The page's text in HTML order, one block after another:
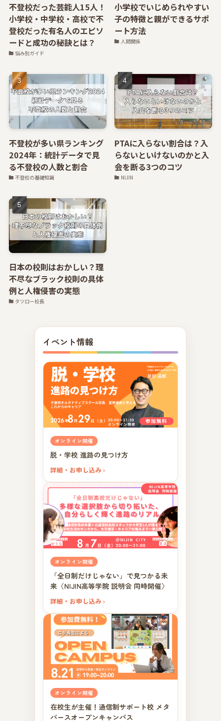
不登校だった芸能人15人！
小学校・中学校・高校で不
登校だった有名人のエピソ
ードと成功の秘訣とは？
悩み別ガイド
小学校でいじめられやすい
子の特徴と親ができるサポ
ート方法
人間関係
不登校が多い県ランキング
2024年：統計データで見
る不登校の人数と割合
不登校の基礎知識
PTAに入らない割合は？入
らないといけないのかと入
会を断る3つのコツ
NIJIN
日本の校則はおかしい？理
不尽なブラック校則の具体
例と人権侵害の実態
タツロー校長
イベント情報
オンライン開催
脱・学校 進路の見つけ方
詳細・お申し込み ›
オンライン開催
「全日制だけじゃない」で見つかる未
来〈NIJIN高等学院 説明会 同時開催〉
詳細・お申し込み ›
オンライン開催
在校生が主催！通信制サポート校 メタ
バースオープンキャンパス